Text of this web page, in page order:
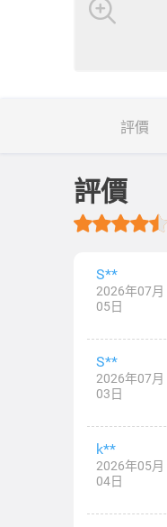
評價
評價
S**
2026年07月
05日
S**
2026年07月
03日
k**
2026年05月
04日